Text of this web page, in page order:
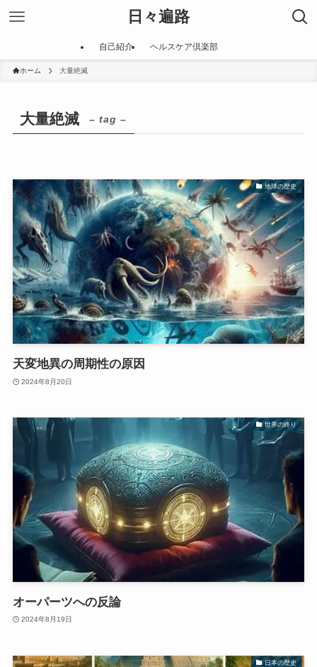
日々遍路
自己紹介 ヘルスケア倶楽部
ホーム 大量絶滅
大量絶滅 – tag –
地球の歴史
天変地異の周期性の原因
2024年8月20日
世界の終り
オーパーツへの反論
2024年8月19日
日本の歴史